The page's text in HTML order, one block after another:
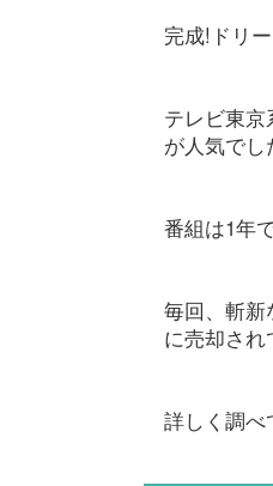
完成!ドリ
テレビ東
が人気でし
番組は1年
毎回、斬新
に売却され
詳しく調べ